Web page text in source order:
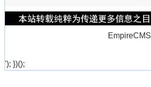
EmpireCMS
'); })();